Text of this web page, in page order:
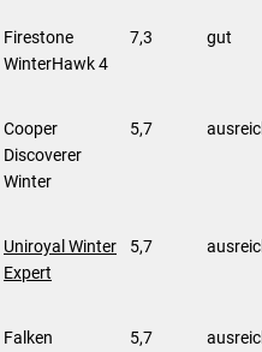
Firestone
WinterHawk 4
7,3 gut
Cooper
Discoverer
Winter
5,7
Uniroyal Winter
Expert
5,7
Falken
5,7